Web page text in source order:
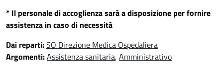
* Il personale di accoglienza sarà a disposizione per fornire
assistenza in caso di necessità
Dai reparti:SO Direzione Medica Ospedaliera
Argomenti:Assistenza sanitaria, Amministrativo